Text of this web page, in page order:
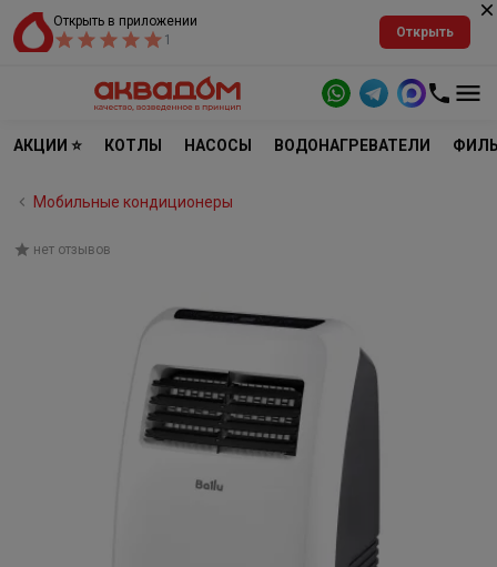
Открыть в приложении
1
Открыть
АКЦИИ ⭐ КОТЛЫ НАСОСЫ ВОДОНАГРЕВАТЕЛИ
Мобильные кондиционеры
нет отзывов